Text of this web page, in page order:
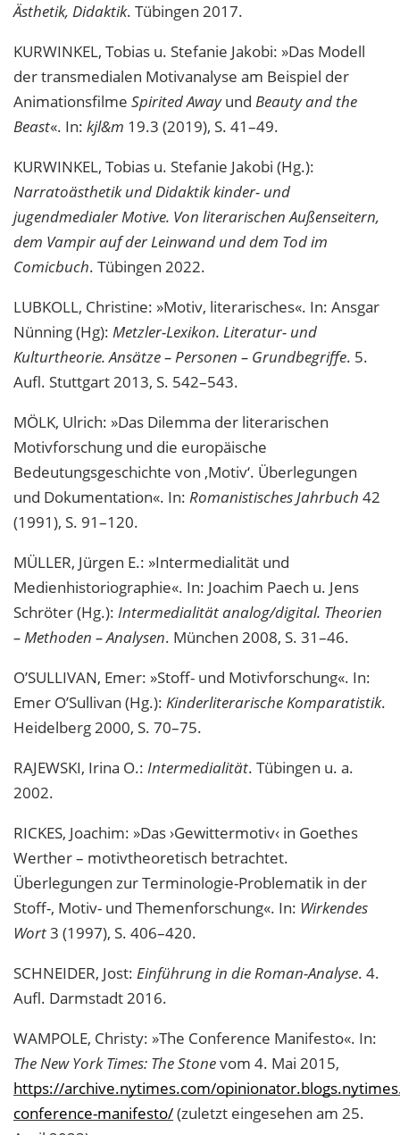
Ästhetik, Didaktik. Tübingen 2017.
KURWINKEL, Tobias u. Stefanie Jakobi: »Das Modell
der transmedialen Motivanalyse am Beispiel der
Animationsfilme Spirited Awayund Beauty and the
Beast«. In: kjl&m 19.3 (2019), S. 41–49.
KURWINKEL, Tobias u. Stefanie Jakobi (Hg.):
Narratoästhetik und Didaktik kinder- und
jugendmedialer Motive. Von literarischen Außenseitern,
dem Vampir auf der Leinwand und dem Tod im
Comicbuch. Tübingen 2022.
LUBKOLL, Christine: »Motiv, literarisches«. In: Ansgar
Nünning (Hg): Metzler-Lexikon. Literatur- und
Kulturtheorie. Ansätze – Personen – Grundbegriffe. 5.
Aufl. Stuttgart 2013, S. 542–543.
MÖLK, Ulrich: »Das Dilemma der literarischen
Motivforschung und die europäische
Bedeutungsgeschichte von ‚Motiv‘. Überlegungen
und Dokumentation«. In: Romanistisches Jahrbuch 42
(1991), S. 91–120.
MÜLLER, Jürgen E.: »Intermedialität und
Medienhistoriographie«. In: Joachim Paech u. Jens
Schröter (Hg.): Intermedialität analog/digital. Theorien
– Methoden – Analysen. München 2008, S. 31–46.
O’SULLIVAN, Emer: »Stoff- und Motivforschung«. In:
Emer O’Sullivan (Hg.): Kinderliterarische Komparatistik.
Heidelberg 2000, S. 70–75.
RAJEWSKI, Irina O.: Intermedialität. Tübingen u. a.
2002.
RICKES, Joachim: »Das ›Gewittermotiv‹ in Goethes
Werther – motivtheoretisch betrachtet.
Überlegungen zur Terminologie-Problematik in der
Stoff-, Motiv- und Themenforschung«. In: Wirkendes
Wort3 (1997), S. 406–420.
SCHNEIDER, Jost: Einführung in die Roman-Analyse. 4.
Aufl. Darmstadt 2016.
WAMPOLE, Christy: »The Conference Manifesto«. In:
The New York Times: The Stonevom 4. Mai 2015,
https://archive.nytimes.com/
conference-manifesto/(zuletzt eingesehen am 25.